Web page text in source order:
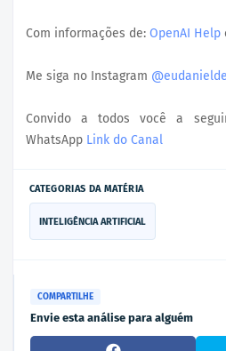
Com informações de: OpenAI Help
Me siga no Instagram
Convido a todos você a
WhatsApp Link do Canal
CATEGORIAS DA MATÉRIA
INTELIGÊNCIA ARTIFICIAL
COMPARTILHE
Envie esta análise para alguém